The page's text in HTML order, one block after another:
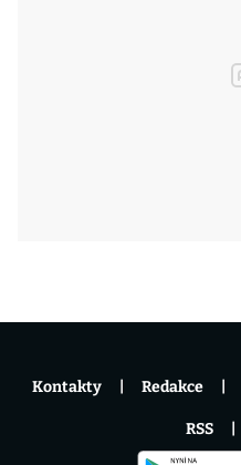
Kontakty Redakce
RSS